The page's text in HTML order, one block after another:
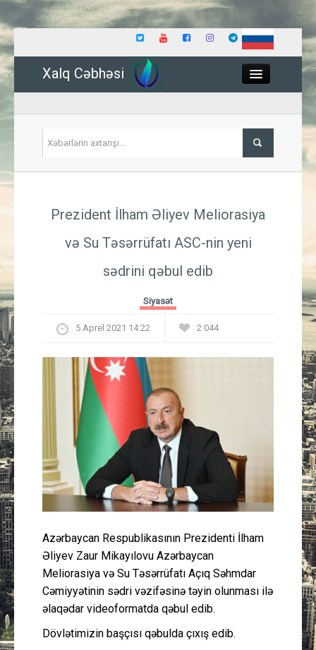
Xalq Cəbhəsi
İqtisadiyyat
Güney Azərbaycan
İdman
Gündəm
Peşə etikası
Prezident İlham Əliyev Meliorasiya
və Su Təsərrüfatı ASC-nin yeni
sədrini qəbul edib
Siyasət
5 Aprel 2021 14:22 2 044
Azərbaycan Respublikasının Prezidenti İlham
Əliyev Zaur Mikayılovu Azərbaycan
Meliorasiya və Su Təsərrüfatı Açıq Səhmdar
Cəmiyyətinin sədri vəzifəsinə təyin olunması ilə
əlaqədar videoformatda qəbul edib.
Dövlətimizin başçısı qəbulda çıxış edib.